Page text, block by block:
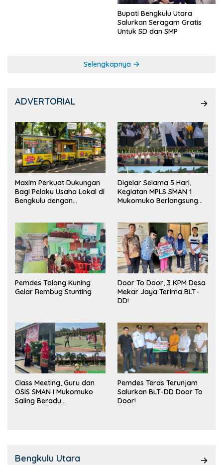
Bupati Bengkulu Utara
Salurkan Seragam Gratis
Untuk SD dan SMP
Selengkapnya
ADVERTORIAL
Maxim Perkuat Dukungan
Bagi Pelaku Usaha Lokal di
Bengkulu dengan
Pasar
Digelar Selama 5 Hari,
Kegiatan MPLS SMAN 1
Mukomuko Berlangsung
Pemdes Talang Kuning
Gelar Rembug Stunting
Door To Door, 3 KPM Desa
Mekar Jaya Terima BLT-
DD!
Class Meeting, Guru dan
OSIS SMAN I Mukomuko
Saling Beradu
Pemdes Teras Terunjam
Salurkan BLT-DD Door To
Door!
Bengkulu Utara